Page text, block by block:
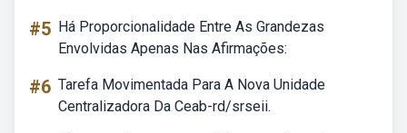
#5 Há Proporcionalidade Entre As Grandezas
Envolvidas Apenas Nas Afirmações:
#6 Tarefa Movimentada Para A Nova Unidade
Centralizadora Da Ceab-rd/srseii.